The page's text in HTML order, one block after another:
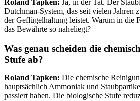
Roland Tapken: Ja, in der Tat. Der
Dutchman-System, das seit vielen Jahren
der Geflügelhaltung leistet. Warum in die
das Bewährte so naheliegt?
Was genau scheiden die
Stufe ab?
Roland Tapken: Die chemische
hauptsächlich Ammoniak und
passiert haben. Die biologische Stufe